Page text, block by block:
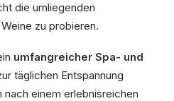
die umliegenden
zu probieren.
umfangreicher Spa- und
täglichen Entspannung
einem erlebnisreichen